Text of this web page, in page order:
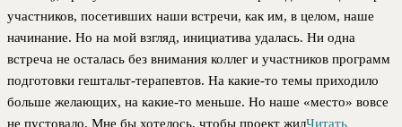
участников, посетивших наши встречи, как им, в целом, наше
начинание. Но на мой взгляд, инициатива удалась. Ни одна
встреча не осталась без внимания коллег и участников программ
подготовки гештальт-терапевтов. На какие-то темы приходило
больше желающих, на какие-то меньше. Но наше «место» вовсе
не пустовало. Мне бы хотелось, чтобы проект жилЧитать